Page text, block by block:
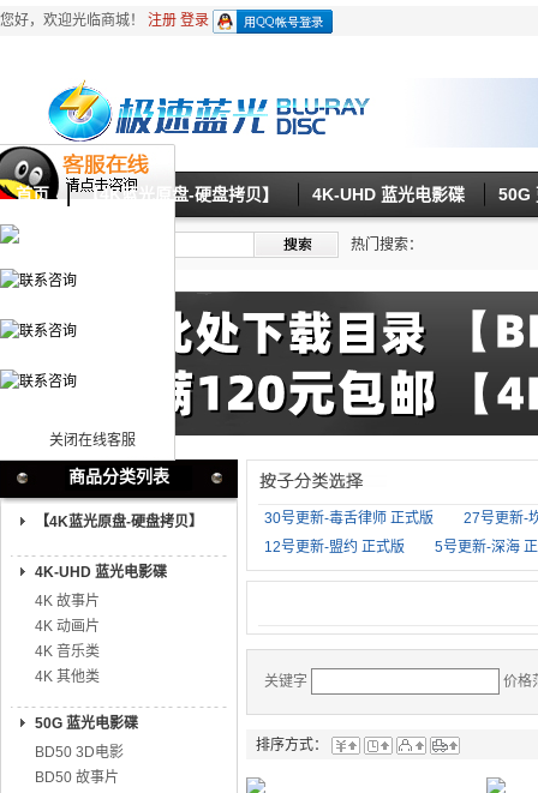
关闭在线客服
您好，欢迎光临商城！ 注册 登录
首页 【4K蓝光原盘-硬盘拷贝】 4K-UHD 蓝光电影碟 50G
热门搜索：
商品分类列表
【4K蓝光原盘-硬盘拷贝】
4K-UHD 蓝光电影碟
4K 故事片
4K 动画片
4K 音乐类
4K 其他类
50G 蓝光电影碟
BD50 3D电影
BD50 故事片
30号更新-毒舌律师 正式版
27号更新-
12号更新-盟约 正式版
5号更新-深海
关键字 价格
排序方式：